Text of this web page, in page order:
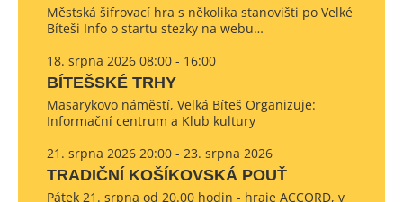
Městská šifrovací hra s několika stanovišti po Velké
Bíteši Info o startu stezky na webu…
18. srpna 2026 08:00 - 16:00
BÍTEŠSKÉ TRHY
Masarykovo náměstí, Velká Bíteš Organizuje:
Informační centrum a Klub kultury
21. srpna 2026 20:00 - 23. srpna 2026
TRADIČNÍ KOŠÍKOVSKÁ POUŤ
Pátek 21. srpna od 20.00 hodin - hraje ACCORD, v